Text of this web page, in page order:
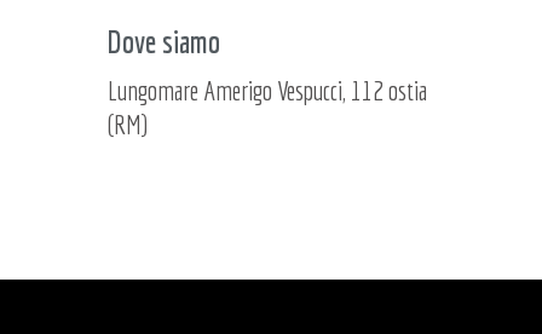
Dove siamo
Lungomare Amerigo Vespucci, 112 ostia
(RM)